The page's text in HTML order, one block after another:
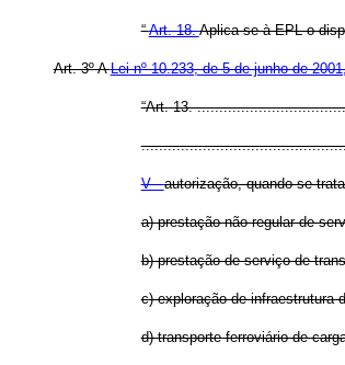
“Art. 18.Aplica-se à EPL o
Art. 3º ALei nº 10.233, de 5 de junho de
“Art. 13.
V -autorização, quando se
a) prestação não regular de
b) prestação de serviço de
c) exploração de infraestrutura
d) transporte ferroviário de